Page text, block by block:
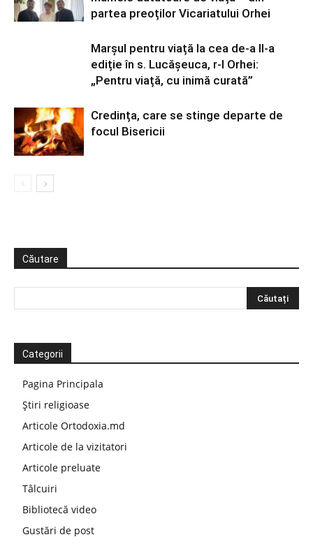
partea preoților Vicariatului Orhei
Marșul pentru viață la cea de-a II-a
ediție în s. Lucășeuca, r-l Orhei:
„Pentru viață, cu inimă curată”
Credința, care se stinge departe de
focul Bisericii
Căutare
Categorii
Pagina Principala
Știri religioase
Articole Ortodoxia.md
Articole de la vizitatori
Articole preluate
Tâlcuiri
Bibliotecă video
Gustări de post